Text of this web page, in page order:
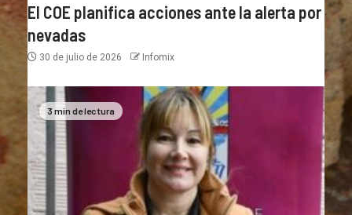
El COE planifica acciones ante la alerta por
nevadas
30 de julio de 2026 Infomix
3 min de lectura